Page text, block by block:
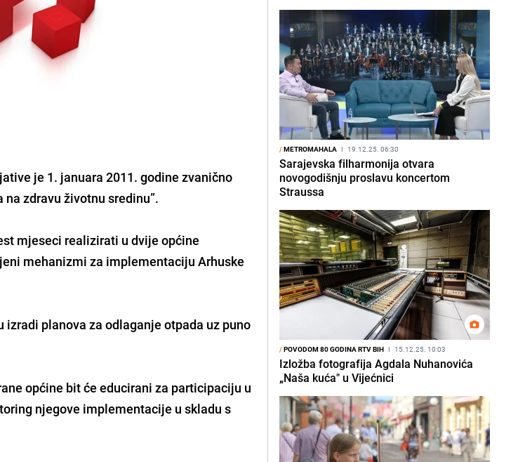
je 1. januara 2011. godine zvanično
zdravu životnu sredinu”.
mjeseci realizirati u dvije općine
mehanizmi za implementaciju Arhuske
planova za odlaganje otpada uz puno
općine bit će educirani za participaciju u
njegove implementacije u skladu s
/METROMAHALA I 19.12.25. 06:30
Sarajevska filharmonija otvara
novogodišnju proslavu koncertom
Straussa
/POVODOM 80 GODINA RTV BIH I 15.12.25. 10:03
Izložba fotografija Agdala Nuhanovića
„Naša kuća" u Vijećnici